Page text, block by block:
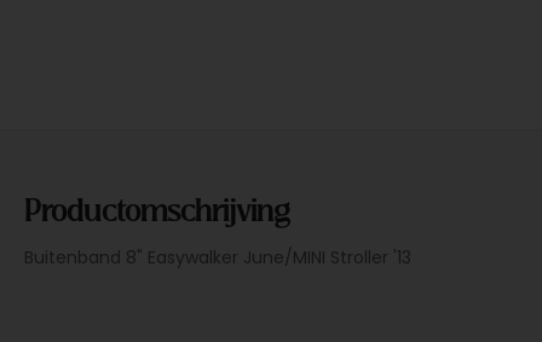
Productomschrijving
Buitenband 8" Easywalker June/MINI Stroller '13